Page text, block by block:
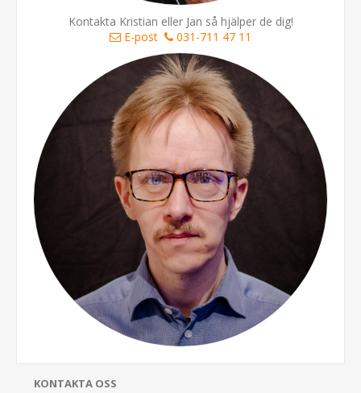
Kontakta Kristian eller Jan så hjälper de dig!
E-post
031-711 47 11
KONTAKTA OSS